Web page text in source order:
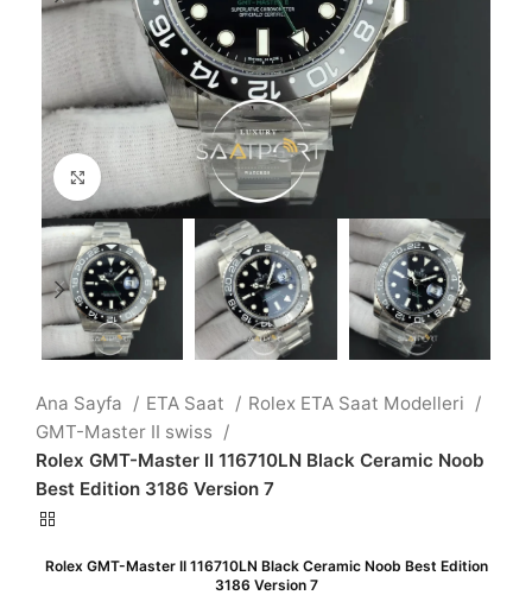
Büyütmek için tıklayın
Ana Sayfa ETA Saat
Rolex ETA Saat Modelleri
GMT-Master II swiss
Rolex GMT-Master II 116710LN Black Ceramic Noob
Best Edition 3186 Version 7
Rolex GMT-Master II 116710LN Black Ceramic Noob Best Edition
3186 Version 7